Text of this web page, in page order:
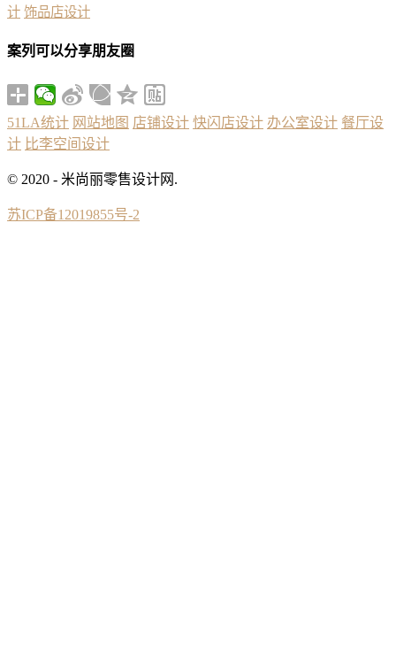
计 饰品店设计
案列可以分享朋友圈
51LA统计 网站地图 店铺设计 快闪店设计 办公室设计 餐厅设
计 比李空间设计
© 2020 - 米尚丽零售设计网.
苏ICP备12019855号-2